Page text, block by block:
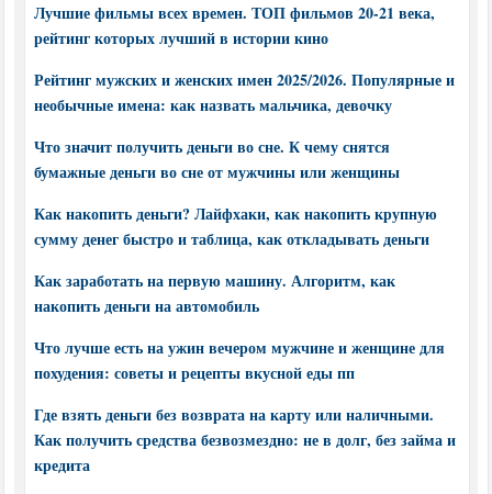
Лучшие фильмы всех времен. ТОП фильмов 20-21 века,
рейтинг которых лучший в истории кино
Рейтинг мужских и женских имен 2025/2026. Популярные и
необычные имена: как назвать мальчика, девочку
Что значит получить деньги во сне. К чему снятся
бумажные деньги во сне от мужчины или женщины
Как накопить деньги? Лайфхаки, как накопить крупную
сумму денег быстро и таблица, как откладывать деньги
Как заработать на первую машину. Алгоритм, как
накопить деньги на автомобиль
Что лучше есть на ужин вечером мужчине и женщине для
похудения: советы и рецепты вкусной еды пп
Где взять деньги без возврата на карту или наличными.
Как получить средства безвозмездно: не в долг, без займа и
кредита